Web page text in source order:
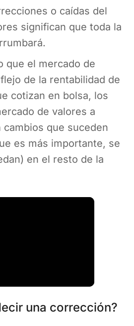
o caídas del
significan que toda la
que el mercado de
de la rentabilidad de
cotizan en bolsa, los
de valores a
que suceden
es más importante, se
en el resto de la
una corrección?